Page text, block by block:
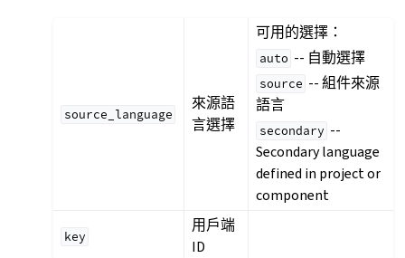
source_language
來源語
言選擇
可用的選擇：
auto -- 自動選擇
source -- 組件來源
語言
secondary --
Secondary language
defined in project or
component
key
用戶端
ID